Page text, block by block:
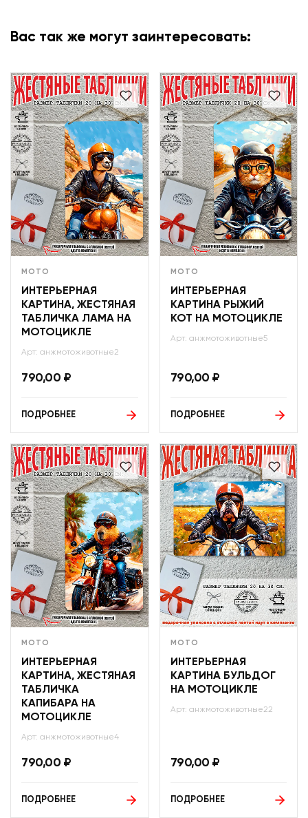
Вас так же могут заинтересовать:
МОТО
ИНТЕРЬЕРНАЯ
КАРТИНА, ЖЕСТЯНАЯ
ТАБЛИЧКА ЛАМА НА
МОТОЦИКЛЕ
Арт: анжмотоживотные2
790,00 ₽
ПОДРОБНЕЕ
МОТО
ИНТЕРЬЕРНАЯ
КАРТИНА РЫЖИЙ
КОТ НА МОТОЦИКЛЕ
Арт: анжмотоживотные5
790,00 ₽
ПОДРОБНЕЕ
МОТО
ИНТЕРЬЕРНАЯ
КАРТИНА, ЖЕСТЯНАЯ
ТАБЛИЧКА
КАПИБАРА НА
МОТОЦИКЛЕ
Арт: анжмотоживотные4
790,00 ₽
ПОДРОБНЕЕ
МОТО
ИНТЕРЬЕРНАЯ
КАРТИНА БУЛЬДОГ
НА МОТОЦИКЛЕ
Арт: анжмотоживотные22
790,00 ₽
ПОДРОБНЕЕ